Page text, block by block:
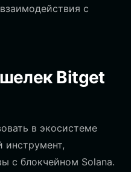
с
Bitget
в экосистеме
инструмент,
с блокчейном Solana.